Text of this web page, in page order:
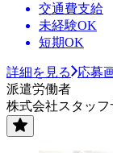
交通費支給
未経験OK
短期OK
詳細を見る
応募
派遣労働者
株式会社スタッフ